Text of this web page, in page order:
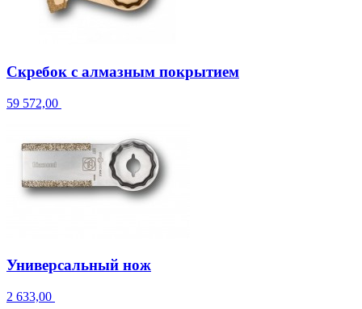
Скребок с алмазным покрытием
59 572,00
Универсальный нож
2 633,00